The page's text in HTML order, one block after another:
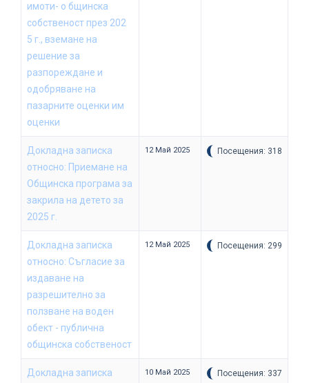
имоти- о бщинска
собственост през 202
5 г., вземане на
решение за
разпореждане и
одобряване на
пазарните оценки им
оценки
Докладна записка
относно: Приемане на
Общинска програма за
закрила на детето за
2025 г.
12 Май 2025 Посещения: 318
Докладна записка
относно: Съгласие за
издаване на
разрешително за
ползване на воден
обект - публична
общинска собственост
12 Май 2025 Посещения: 299
Докладна записка
10 Май 2025 Посещения: 337